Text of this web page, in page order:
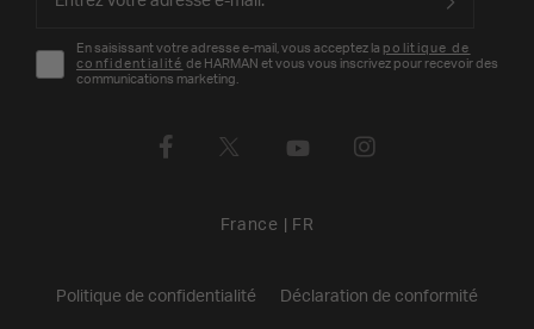
En saisissant votre adresse e-mail, vous acceptez la politique de
confidentialité de HARMAN et vous vous inscrivez pour recevoir des
communications marketing.
France FR
Politique de confidentialité Déclaration de conformité